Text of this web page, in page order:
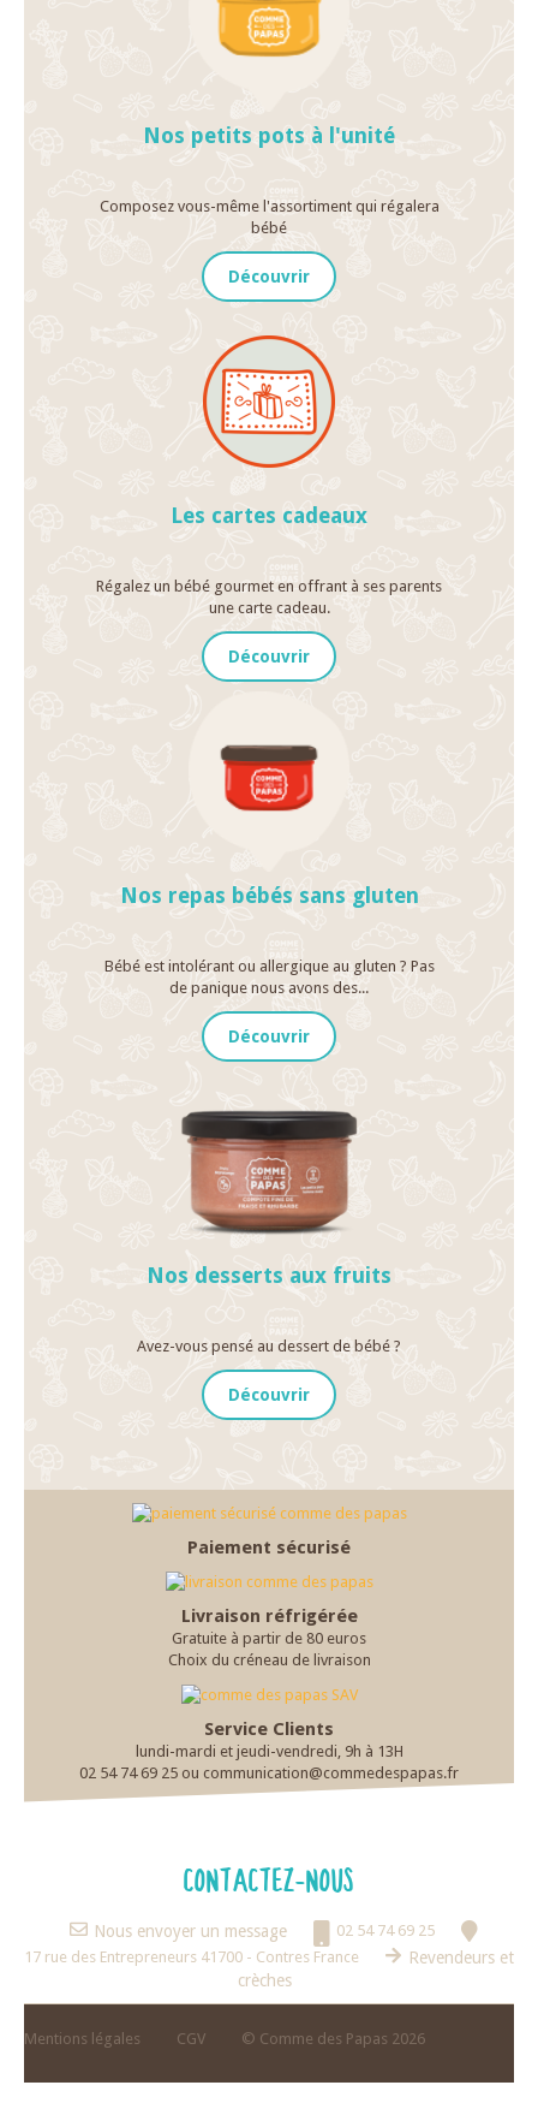
Nos petits pots à l'unité
Composez vous-même l'assortiment qui régalera
bébé
Découvrir
Les cartes cadeaux
Régalez un bébé gourmet en offrant à ses parents
une carte cadeau.
Découvrir
Nos repas bébés sans gluten
Bébé est intolérant ou allergique au gluten ? Pas
de panique nous avons des...
Découvrir
Nos desserts aux fruits
Avez-vous pensé au dessert de bébé ?
Découvrir
Paiement sécurisé
Livraison réfrigérée
Gratuite à partir de 80 euros
Choix du créneau de livraison
Service Clients
lundi-mardi et jeudi-vendredi, 9h à 13H
02 54 74 69 25 ou communication@commedespapas.fr
CONTACTEZ-NOUS
Nous envoyer un message
02 54 74 69 25
17 rue des Entrepreneurs 41700 - Contres France
Revendeurs et
crèches
Mentions légales CGV © Comme des Papas 2026